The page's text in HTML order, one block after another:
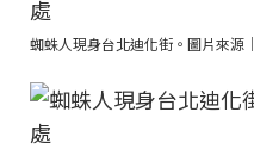
蜘蛛人現身台北迪化街。圖片來源